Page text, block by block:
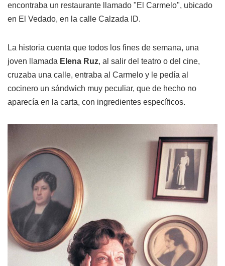
encontraba un restaurante llamado "El Carmelo", ubicado
en El Vedado, en la calle Calzada ID.
La historia cuenta que todos los fines de semana, una
joven llamada Elena Ruz, al salir del teatro o del cine,
cruzaba una calle, entraba al Carmelo y le pedía al
cocinero un sándwich muy peculiar, que de hecho no
aparecía en la carta, con ingredientes específicos.